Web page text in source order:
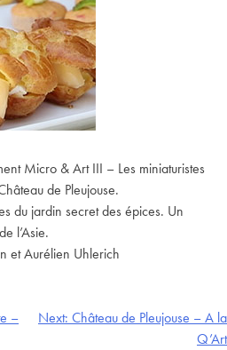
Micro & Art III – Les miniaturistes
de Pleujouse.
du jardin secret des épices. Un
l’Asie.
et Aurélien Uhlerich
–
Next: Château de Pleujouse – A la
Q’Art